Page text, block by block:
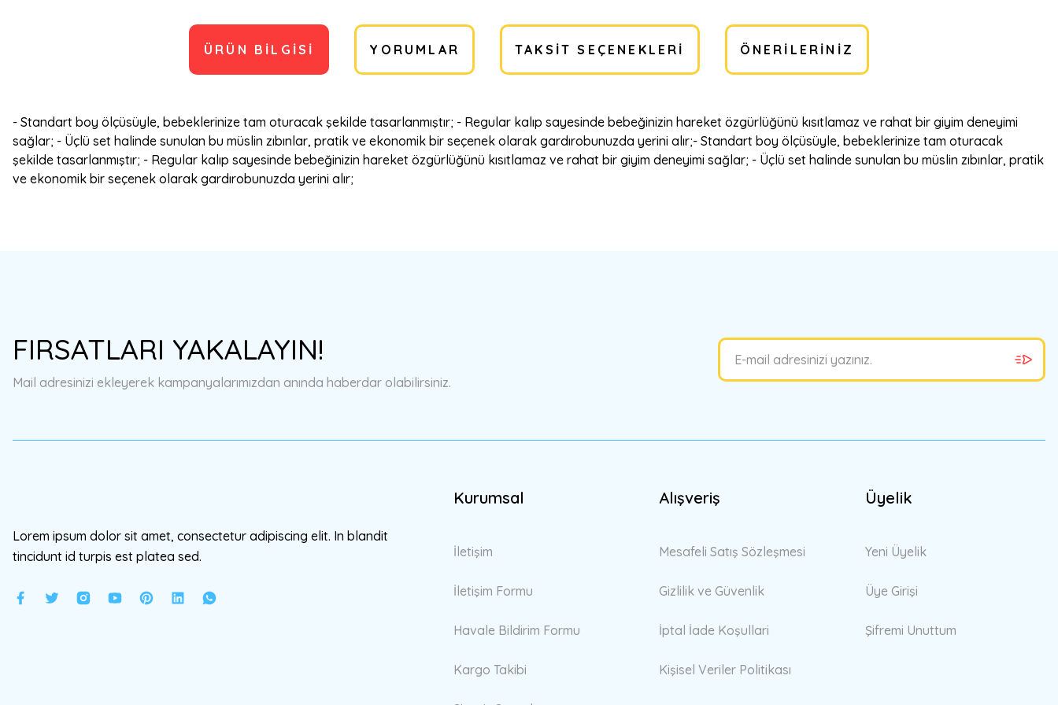
ÜRÜN BILGISI YORUMLAR TAKSIT SEÇENEKLERI ÖNERILERINIZ
- Standart boy ölçüsüyle, bebeklerinize tam oturacak şekilde tasarlanmıştır; - Regular kalıp sayesinde bebeğinizin hareket özgürlüğünü kısıtlamaz ve rahat bir giyim deneyimi
sağlar; - Üçlü set halinde sunulan bu müslin zıbınlar, pratik ve ekonomik bir seçenek olarak gardırobunuzda yerini alır;- Standart boy ölçüsüyle, bebeklerinize tam oturacak
şekilde tasarlanmıştır; - Regular kalıp sayesinde bebeğinizin hareket özgürlüğünü kısıtlamaz ve rahat bir giyim deneyimi sağlar; - Üçlü set halinde sunulan bu müslin zıbınlar, pratik
ve ekonomik bir seçenek olarak gardırobunuzda yerini alır;
Ürün açıklamasında eksik bilgiler bulunuyor.
Ürün fiyatı diğer sitelerden daha pahalı.
FIRSATLARI YAKALAYIN!
Mail adresinizi ekleyerek kampanyalarımızdan anında haberdar olabilirsiniz.
Lorem ipsum dolor sit amet, consectetur adipiscing elit. In blandit
tincidunt id turpis est platea sed.
Kurumsal
İletişim
İletişim Formu
Havale Bildirim Formu
Kargo Takibi
Alışveriş
Mesafeli Satış Sözleşmesi
Gizlilik ve Güvenlik
İptal İade Koşullari
Kişisel Veriler Politikası
Üyelik
Yeni Üyelik
Üye Girişi
Şifremi Unuttum